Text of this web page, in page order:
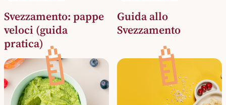
Svezzamento: pappe
veloci (guida
pratica)
Guida allo
Svezzamento
🍼 🍼